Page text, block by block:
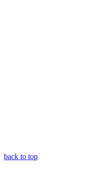
back to top